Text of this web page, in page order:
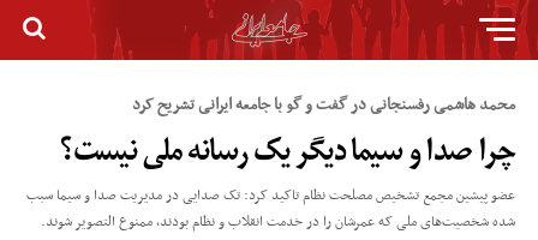
محمد هاشمی رفسنجانی در گفت و گو با جامعه ایرانی تشریح کرد
چرا صدا و سیما دیگر یک رسانه ملی نیست؟
عضو پیشین مجمع تشخیص مصلحت نظام تاکید کرد: تک صدایی در مدیریت صدا و سیما سبب
شده شخصیت‌های ملی که عمرشان را در خدمت انقلاب و نظام بودند، ممنوع التصویر شوند.